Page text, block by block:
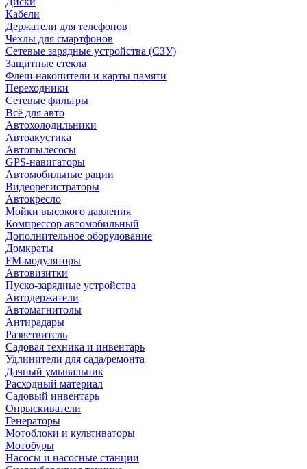
Кабели
Держатели для телефонов
Чехлы для смартфонов
Сетевые зарядные устройства (СЗУ)
Защитные стекла
Флеш-накопители и карты памяти
Переходники
Сетевые фильтры
Всё для авто
Автохолодильники
Автоакустика
Автопылесосы
GPS-навигаторы
Автомобильные рации
Видеорегистраторы
Автокресло
Мойки высокого давления
Компрессор автомобильный
Дополнительное оборудование
Домкраты
FM-модуляторы
Автовизитки
Пуско-зарядные устройства
Автодержатели
Автомагнитолы
Антирадары
Разветвитель
Садовая техника и инвентарь
Удлинители для сада/ремонта
Дачный умывальник
Расходный материал
Садовый инвентарь
Опрыскиватели
Генераторы
Мотоблоки и культиваторы
Мотобуры
Насосы и насосные станции